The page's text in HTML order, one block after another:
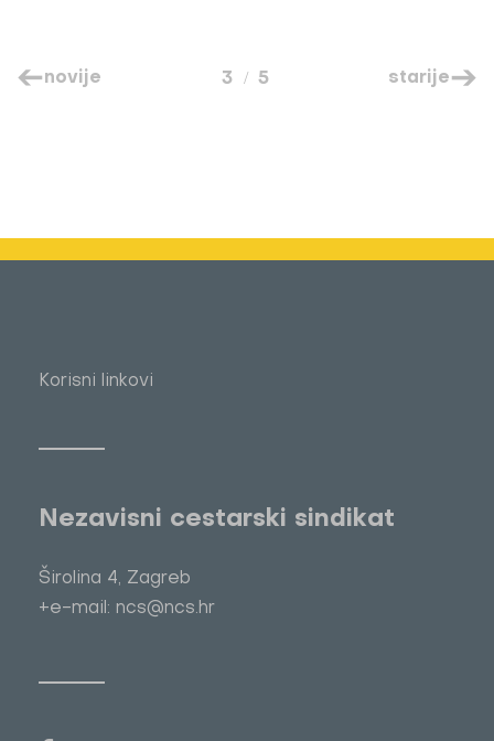
novije 3 5 starije
Korisni linkovi
Nezavisni cestarski sindikat
Širolina 4, Zagreb
+e-mail: ncs@ncs.hr